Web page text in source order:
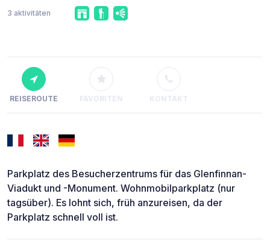
3 aktivitäten
REISEROUTE FAVORITEN KONTAKT
Parkplatz des Besucherzentrums für das Glenfinnan-
Viadukt und -Monument. Wohnmobilparkplatz (nur
tagsüber). Es lohnt sich, früh anzureisen, da der
Parkplatz schnell voll ist.